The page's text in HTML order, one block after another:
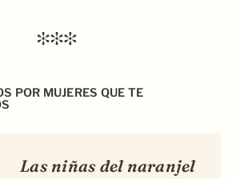
POR MUJERES QUE TE
Las niñas del naranjel